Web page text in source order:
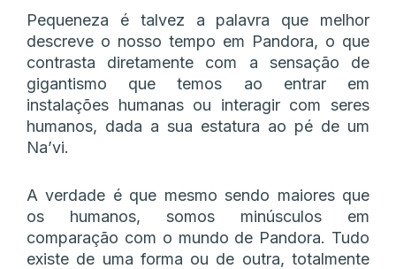
Pequeneza é talvez a palavra que melhor
descreve o nosso tempo em Pandora, o que
contrasta diretamente com a sensação de
gigantismo que temos ao entrar em
instalações humanas ou interagir com seres
humanos, dada a sua estatura ao pé de um
Na’vi.
A verdade é que mesmo sendo maiores que
os humanos, somos minúsculos em
comparação com o mundo de Pandora. Tudo
existe de uma forma ou de outra, totalmente